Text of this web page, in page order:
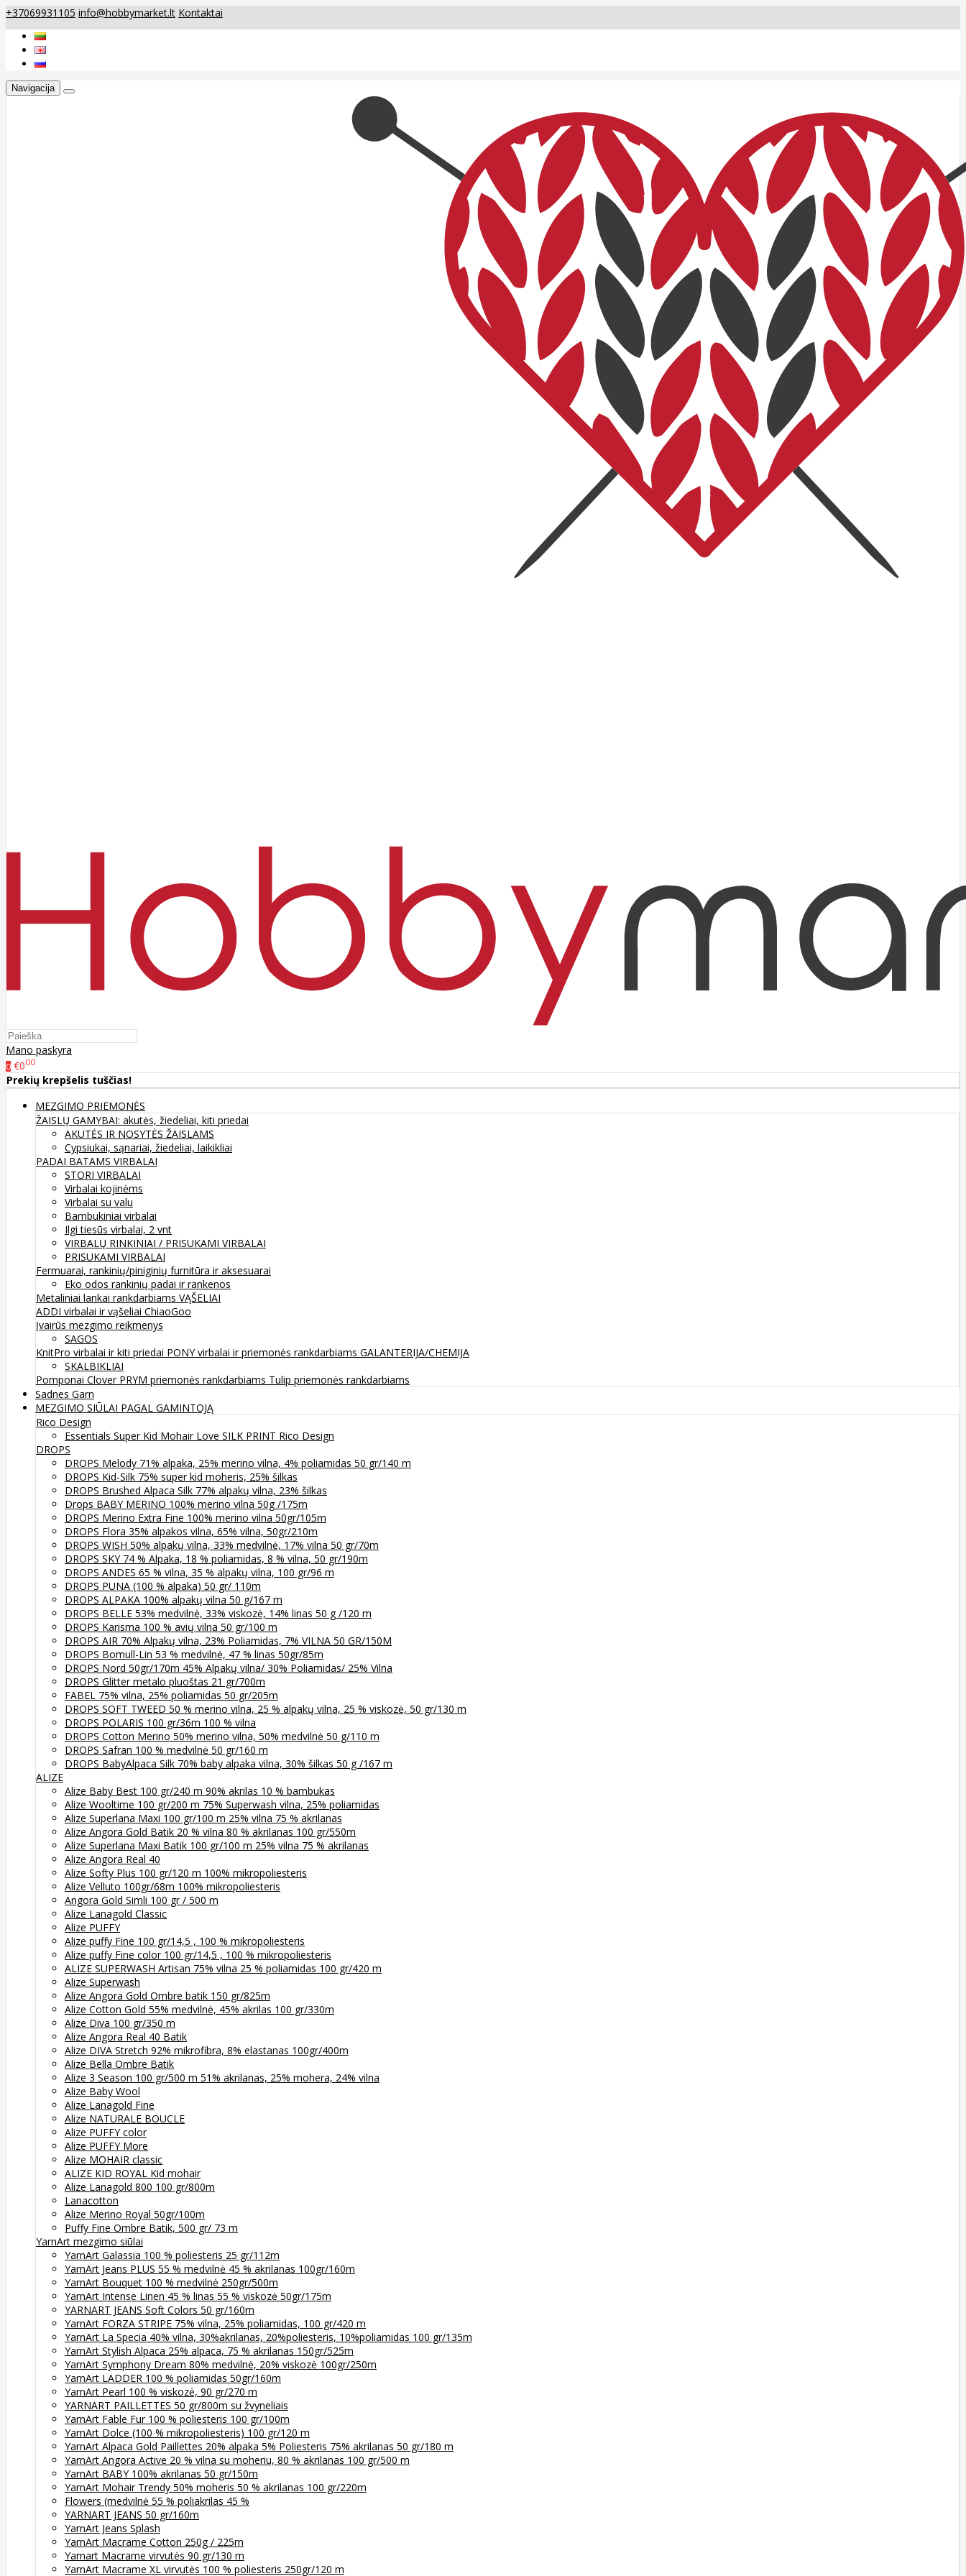
+37069931105 info@hobbymarket.lt Kontaktai
Navigacija
Mano paskyra
0 €000
Prekių krepšelis tuščias!
MEZGIMO PRIEMONĖS
ŽAISLŲ GAMYBAI: akutės, žiedeliai, kiti priedai
AKUTĖS IR NOSYTĖS ŽAISLAMS
Cypsiukai, sąnariai, žiedeliai, laikikliai
PADAI BATAMS VIRBALAI
STORI VIRBALAI
Virbalai kojinėms
Virbalai su valu
Bambukiniai virbalai
Ilgi tiesūs virbalai, 2 vnt
VIRBALŲ RINKINIAI / PRISUKAMI VIRBALAI
PRISUKAMI VIRBALAI
Fermuarai, rankinių/piniginių furnitūra ir aksesuarai
Eko odos rankinių padai ir rankenos
Metaliniai lankai rankdarbiams VĄŠELIAI
ADDI virbalai ir vąšeliai ChiaoGoo
Įvairūs mezgimo reikmenys
SAGOS
KnitPro virbalai ir kiti priedai PONY virbalai ir priemonės rankdarbiams GALANTERIJA/CHEMIJA
SKALBIKLIAI
Pomponai Clover PRYM priemonės rankdarbiams Tulip priemonės rankdarbiams
Sadnes Garn
MEZGIMO SIŪLAI PAGAL GAMINTOJĄ
Rico Design
Essentials Super Kid Mohair Love SILK PRINT Rico Design
DROPS
DROPS Melody 71% alpaka, 25% merino vilna, 4% poliamidas 50 gr/140 m
DROPS Kid-Silk 75% super kid moheris, 25% šilkas
DROPS Brushed Alpaca Silk 77% alpakų vilna, 23% šilkas
Drops BABY MERINO 100% merino vilna 50g /175m
DROPS Merino Extra Fine 100% merino vilna 50gr/105m
DROPS Flora 35% alpakos vilna, 65% vilna, 50gr/210m
DROPS WISH 50% alpakų vilna, 33% medvilnė, 17% vilna 50 gr/70m
DROPS SKY 74 % Alpaka, 18 % poliamidas, 8 % vilna, 50 gr/190m
DROPS ANDES 65 % vilna, 35 % alpakų vilna, 100 gr/96 m
DROPS PUNA (100 % alpaka) 50 gr/ 110m
DROPS ALPAKA 100% alpakų vilna 50 g/167 m
DROPS BELLE 53% medvilnė, 33% viskozė, 14% linas 50 g /120 m
DROPS Karisma 100 % avių vilna 50 gr/100 m
DROPS AIR 70% Alpakų vilna, 23% Poliamidas, 7% VILNA 50 GR/150M
DROPS Bomull-Lin 53 % medvilnė, 47 % linas 50gr/85m
DROPS Nord 50gr/170m 45% Alpakų vilna/ 30% Poliamidas/ 25% Vilna
DROPS Glitter metalo pluoštas 21 gr/700m
FABEL 75% vilna, 25% poliamidas 50 gr/205m
DROPS SOFT TWEED 50 % merino vilna, 25 % alpakų vilna, 25 % viskozė, 50 gr/130 m
DROPS POLARIS 100 gr/36m 100 % vilna
DROPS Cotton Merino 50% merino vilna, 50% medvilnė 50 g/110 m
DROPS Safran 100 % medvilnė 50 gr/160 m
DROPS BabyAlpaca Silk 70% baby alpaka vilna, 30% šilkas 50 g /167 m
ALIZE
Alize Baby Best 100 gr/240 m 90% akrilas 10 % bambukas
Alize Wooltime 100 gr/200 m 75% Superwash vilna, 25% poliamidas
Alize Superlana Maxi 100 gr/100 m 25% vilna 75 % akrilanas
Alize Angora Gold Batik 20 % vilna 80 % akrilanas 100 gr/550m
Alize Superlana Maxi Batik 100 gr/100 m 25% vilna 75 % akrilanas
Alize Angora Real 40
Alize Softy Plus 100 gr/120 m 100% mikropoliesteris
Alize Velluto 100gr/68m 100% mikropoliesteris
Angora Gold Simli 100 gr / 500 m
Alize Lanagold Classic
Alize PUFFY
Alize puffy Fine 100 gr/14,5 , 100 % mikropoliesteris
Alize puffy Fine color 100 gr/14,5 , 100 % mikropoliesteris
ALIZE SUPERWASH Artisan 75% vilna 25 % poliamidas 100 gr/420 m
Alize Superwash
Alize Angora Gold Ombre batik 150 gr/825m
Alize Cotton Gold 55% medvilnė, 45% akrilas 100 gr/330m
Alize Diva 100 gr/350 m
Alize Angora Real 40 Batik
Alize DIVA Stretch 92% mikrofibra, 8% elastanas 100gr/400m
Alize Bella Ombre Batik
Alize 3 Season 100 gr/500 m 51% akrilanas, 25% mohera, 24% vilna
Alize Baby Wool
Alize Lanagold Fine
Alize NATURALE BOUCLE
Alize PUFFY color
Alize PUFFY More
Alize MOHAIR classic
ALIZE KID ROYAL Kid mohair
Alize Lanagold 800 100 gr/800m
Lanacotton
Alize Merino Royal 50gr/100m
Puffy Fine Ombre Batik, 500 gr/ 73 m
YarnArt mezgimo siūlai
YarnArt Galassia 100 % poliesteris 25 gr/112m
YarnArt Jeans PLUS 55 % medvilnė 45 % akrilanas 100gr/160m
YarnArt Bouquet 100 % medvilnė 250gr/500m
YarnArt Intense Linen 45 % linas 55 % viskozė 50gr/175m
YARNART JEANS Soft Colors 50 gr/160m
YarnArt FORZA STRIPE 75% vilna, 25% poliamidas, 100 gr/420 m
YarnArt La Specia 40% vilna, 30%akrilanas, 20%poliesteris, 10%poliamidas 100 gr/135m
YarnArt Stylish Alpaca 25% alpaca, 75 % akrilanas 150gr/525m
YarnArt Symphony Dream 80% medvilnė, 20% viskozė 100gr/250m
YarnArt LADDER 100 % poliamidas 50gr/160m
YarnArt Pearl 100 % viskozė, 90 gr/270 m
YARNART PAILLETTES 50 gr/800m su žvyneliais
YarnArt Fable Fur 100 % poliesteris 100 gr/100m
YarnArt Dolce (100 % mikropoliesteris) 100 gr/120 m
YarnArt Alpaca Gold Paillettes 20% alpaka 5% Poliesteris 75% akrilanas 50 gr/180 m
YarnArt Angora Active 20 % vilna su moheriu, 80 % akrilanas 100 gr/500 m
YarnArt BABY 100% akrilanas 50 gr/150m
YarnArt Mohair Trendy 50% moheris 50 % akrilanas 100 gr/220m
Flowers (medvilnė 55 % poliakrilas 45 %
YARNART JEANS 50 gr/160m
YarnArt Jeans Splash
YarnArt Macrame Cotton 250g / 225m
Yarnart Macrame virvutės 90 gr/130 m
YarnArt Macrame XL virvutės 100 % poliesteris 250gr/120 m